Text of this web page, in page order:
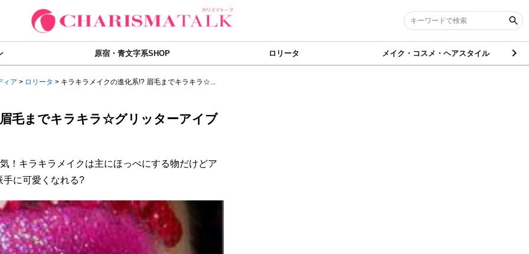
原宿・青文字系SHOP ロリータ メイク・コスメ・ヘアスタイル
ィア > ロリータ > キラキラメイクの進化系!? 眉毛までキラキラ☆...
毛までキラキラ☆グリッターアイブ
！キラキラメイクは主にほっぺにする物だけどア
手に可愛くなれる?